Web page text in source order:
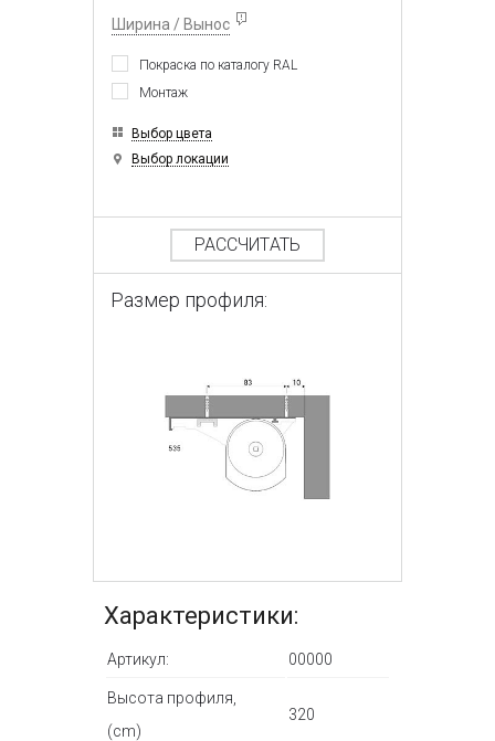
Ширина / Вынос
Покраска по каталогу RAL
Монтаж
Выбор цвета
Выбор локации
РАССЧИТАТЬ
Размер профиля:
Характеристики:
Артикул: 00000
Высота профиля,
(cm)
320